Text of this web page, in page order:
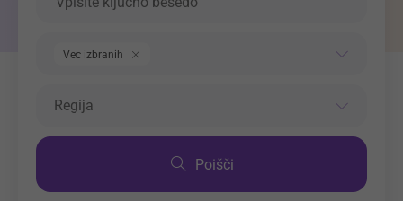
Vec izbranih
Regija
Poišči